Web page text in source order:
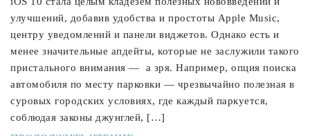
улучшений, добавив удобства и простоты Apple Music,
центру уведомлений и панели виджетов. Однако есть и
менее значительные апдейты, которые не заслужили такого
пристального внимания — а зря. Например, опция поиска
автомобиля по месту парковки — чрезвычайно полезная в
суровых городских условиях, где каждый паркуется,
соблюдая законы джунглей, […]